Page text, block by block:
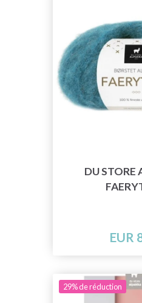
DU STORE
EUR
29% de réduction